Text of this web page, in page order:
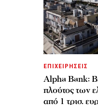
ΕΠΙΧΕΙΡΗΣΕΙΣ
Alpha Bank:
πλούτος των
από 1 τρισ.